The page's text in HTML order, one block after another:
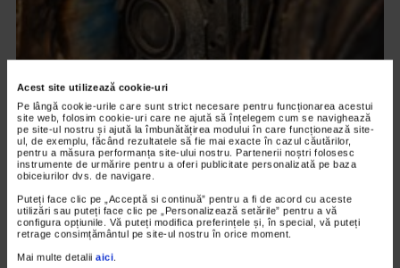
Acest site utilizează cookie-uri
Pe lângă cookie-urile care sunt strict necesare pentru funcționarea acestui
site web, folosim cookie-uri care ne ajută să înțelegem cum se navighează
pe site-ul nostru și ajută la îmbunătățirea modului în care funcționează site-
ul, de exemplu, făcând rezultatele să fie mai exacte în cazul căutărilor,
pentru a măsura performanța site-ului nostru. Partenerii noștri folosesc
instrumente de urmărire pentru a oferi publicitate personalizată pe baza
obiceiurilor dvs. de navigare.
Puteți face clic pe „Acceptă si continuă” pentru a fi de acord cu aceste
utilizări sau puteți face clic pe „Personalizează setările” pentru a vă
configura opțiunile. Vă puteți modifica preferințele și, în special, vă puteți
retrage consimțământul pe site-ul nostru în orice moment.
Mai multe detalii aici
CLIPA DE ARTA
ARTS and ARTISTS. Anca Coller – “Cenușa
Memorie”
158 vizualizari